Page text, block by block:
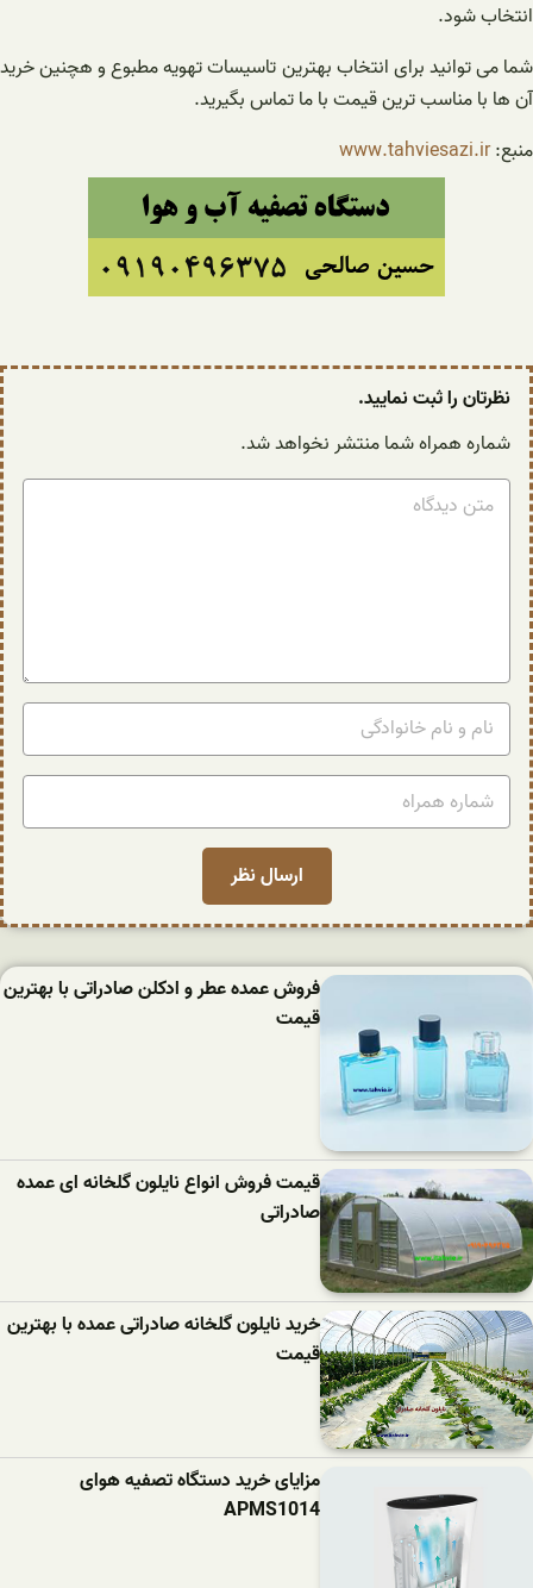
انتخاب شود.
شما می توانید برای انتخاب بهترین تاسیسات تهویه مطبوع و هچنین خرید
آن ها با مناسب ترین قیمت با ما تماس بگیرید.
منبع:www.tahviesazi.ir
نظرتان را ثبت نمایید.
شماره همراه شما منتشر نخواهد شد.
فروش عمده عطر و ادکلن صادراتی با بهترین
قیمت
قیمت فروش انواع نایلون گلخانه ای عمده
صادراتی
خرید نایلون گلخانه صادراتی عمده با بهترین
قیمت
مزایای خرید دستگاه تصفیه هوای
APMS1014